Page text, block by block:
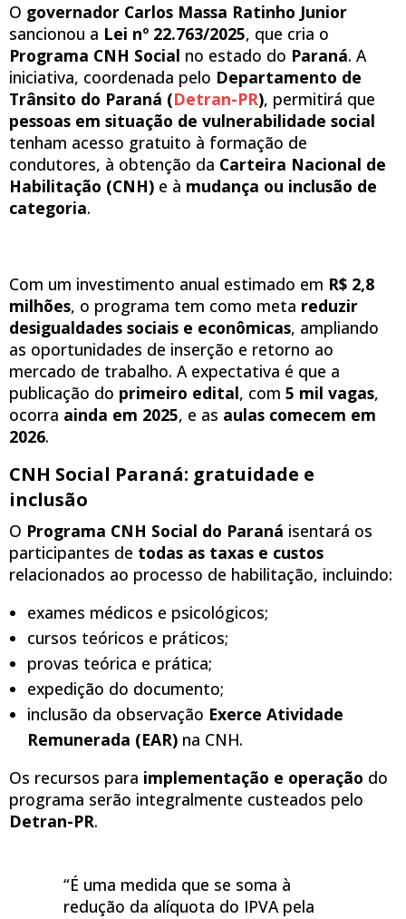
O governador Carlos Massa Ratinho Junior
sancionou a Lei nº 22.763/2025, que cria o
Programa CNH Social no estado do Paraná. A
iniciativa, coordenada pelo Departamento de
Trânsito do Paraná (Detran-PR), permitirá que
pessoas em situação de vulnerabilidade social
tenham acesso gratuito à formação de
condutores, à obtenção da Carteira Nacional de
Habilitação (CNH) e à mudança ou inclusão de
categoria.
Com um investimento anual estimado em R$ 2,8
milhões, o programa tem como meta reduzir
desigualdades sociais e econômicas, ampliando
as oportunidades de inserção e retorno ao
mercado de trabalho. A expectativa é que a
publicação do primeiro edital, com 5 mil vagas,
ocorra ainda em 2025, e as aulas comecem em
2026.
CNH Social Paraná: gratuidade e
inclusão
O Programa CNH Social do Paraná isentará os
participantes de todas as taxas e custos
relacionados ao processo de habilitação, incluindo:
exames médicos e psicológicos;
cursos teóricos e práticos;
provas teórica e prática;
expedição do documento;
inclusão da observação Exerce Atividade
Remunerada (EAR) na CNH.
Os recursos para implementação e operação do
programa serão integralmente custeados pelo
Detran-PR.
“É uma medida que se soma à
redução da alíquota do IPVA pela